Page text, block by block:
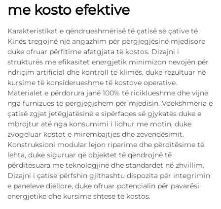
me kosto efektive
Karakteristikat e qëndrueshmërisë të çatisë së çative të
Kinës tregojnë një angazhim për përgjegjësinë mjedisore
duke ofruar përfitime afatgjata të kostos. Dizajni i
strukturës me efikasitet energjetik minimizon nevojën për
ndriçim artificial dhe kontroll të klimës, duke rezultuar në
kursime të konsiderueshme të kostove operative.
Materialet e përdorura janë 100% të riciklueshme dhe vijnë
nga furnizues të përgjegjshëm për mjedisin. Vdekshmëria e
çatisë zgjat jetëgjatësinë e sipërfaqes së gjykatës duke e
mbrojtur atë nga konsumimi i lidhur me motin, duke
zvogëluar kostot e mirëmbajtjes dhe zëvendësimit.
Konstruksioni modular lejon riparime dhe përditësime të
lehta, duke siguruar që objektet të qëndrojnë të
përditësuara me teknologjinë dhe standardet në zhvillim.
Dizajni i çatisë përfshin gjithashtu dispozita për integrimin
e paneleve diellore, duke ofruar potencialin për pavarësi
energjetike dhe kursime shtesë të kostos.